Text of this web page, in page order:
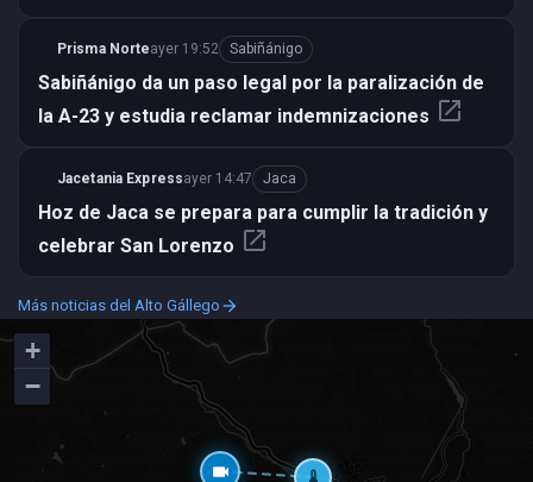
Prisma Norteayer 19:52 Sabiñánigo
Sabiñánigo da un paso legal por la paralización de
la A-23 y estudia reclamar indemnizaciones open_in_new
Jacetania Expressayer 14:47 Jaca
Hoz de Jaca se prepara para cumplir la tradición y
celebrar San Lorenzo open_in_new
Más noticias del Alto Gállego arrow_forward
videocam thermostat
+
−